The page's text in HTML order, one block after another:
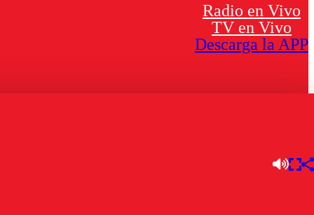
Radio en Vivo
TV en Vivo
Descarga la APP